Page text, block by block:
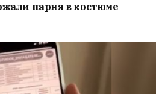
парня в костюме